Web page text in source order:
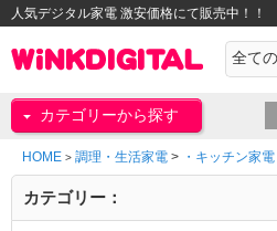
人気デジタル家電 激安価格にて販売中！！
カテゴリーから探す
HOME > 調理・生活家電 > ・キッチン家電
カテゴリー：